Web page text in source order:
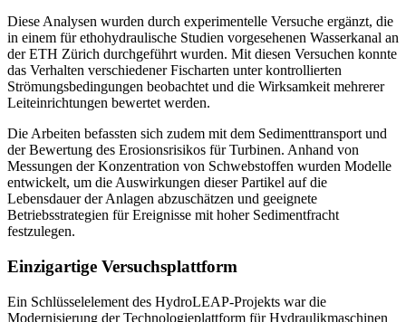
Diese Analysen wurden durch experimentelle Versuche ergänzt, die
in einem für ethohydraulische Studien vorgesehenen Wasserkanal an
der ETH Zürich durchgeführt wurden. Mit diesen Versuchen konnte
das Verhalten verschiedener Fischarten unter kontrollierten
Strömungsbedingungen beobachtet und die Wirksamkeit mehrerer
Leiteinrichtungen bewertet werden.
Die Arbeiten befassten sich zudem mit dem Sedimenttransport und
der Bewertung des Erosionsrisikos für Turbinen. Anhand von
Messungen der Konzentration von Schwebstoffen wurden Modelle
entwickelt, um die Auswirkungen dieser Partikel auf die
Lebensdauer der Anlagen abzuschätzen und geeignete
Betriebsstrategien für Ereignisse mit hoher Sedimentfracht
festzulegen.
Einzigartige Versuchsplattform
Ein Schlüsselelement des HydroLEAP-Projekts war die
Modernisierung der Technologieplattform für Hydraulikmaschinen